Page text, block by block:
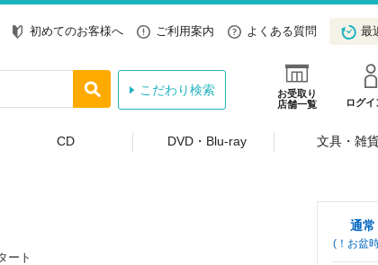
初めてのお客様へ ご利用案内 よくある質問 最
お受取り
店舗一覧
ログイ
こだわり検索
CD DVD・Blu-ray 文具・雑
ート
通常
(！お盆